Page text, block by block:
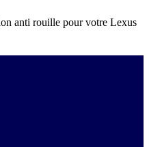
anti rouille pour votre Lexus